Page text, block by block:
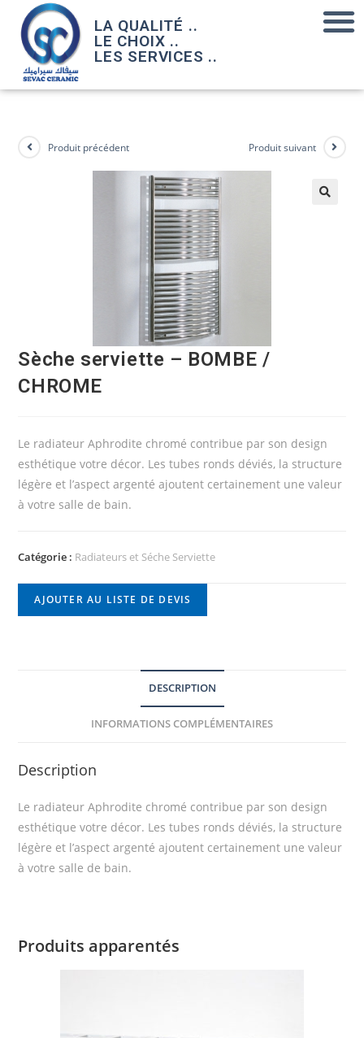
LA QUALITÉ ..
LE CHOIX ..
LES SERVICES ..
Produit précédent Produit suivant
Sèche serviette – BOMBE /
CHROME
Le radiateur Aphrodite chromé contribue par son design
esthétique votre décor. Les tubes ronds déviés, la structure
légère et l’aspect argenté ajoutent certainement une valeur
à votre salle de bain.
Catégorie : Radiateurs et Séche Serviette
AJOUTER AU LISTE DE DEVIS
DESCRIPTION
INFORMATIONS COMPLÉMENTAIRES
Description
Le radiateur Aphrodite chromé contribue par son design
esthétique votre décor. Les tubes ronds déviés, la structure
légère et l’aspect argenté ajoutent certainement une valeur
à votre salle de bain.
Produits apparentés